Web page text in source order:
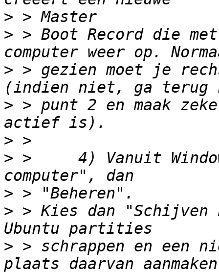
>
> > Boot Record die
> > gezien moet je
> > punt 2 en maak
>
> >     4) Vanuit
>
> > Kies dan
> > schrappen en een